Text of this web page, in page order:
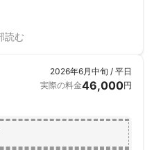
2026年6月中旬 / 平日
実際の料金46,000円